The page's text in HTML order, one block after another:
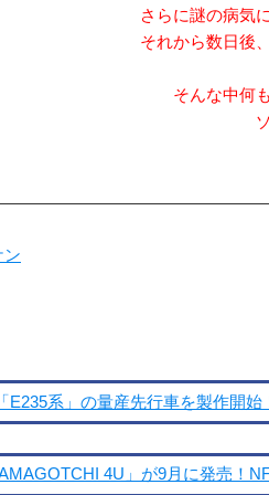
さらに謎の病気
それから数日後
そんな中何
ン
系」の量産先行車を製作開
4U」が9月に発売！